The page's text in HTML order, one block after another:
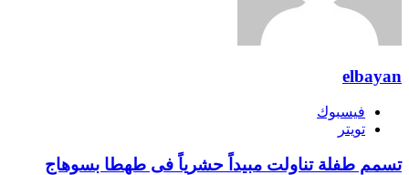
elbayan
فيسبوك
تويتر
تسمم طفلة تناولت مبيداً حشرياً فى طهطا بسوهاج